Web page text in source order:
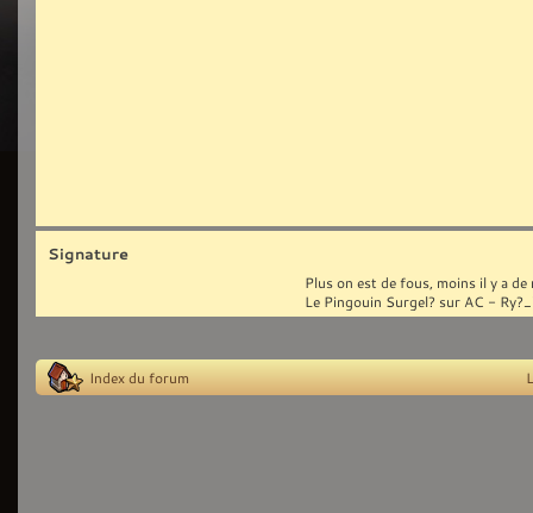
Signature
Plus on est de fous, moins il y a de
Le Pingouin Surgel? sur AC -
Index du forum